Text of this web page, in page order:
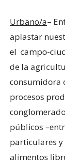
Urbano/a–
aplastar
el campo-
de la
consumidora
procesos
públicos
particulares y
alimentos